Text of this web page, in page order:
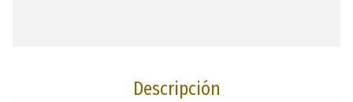
Descripción